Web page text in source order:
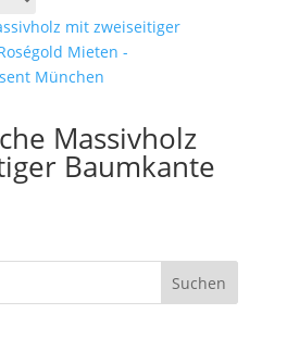
Massivholz
Baumkante